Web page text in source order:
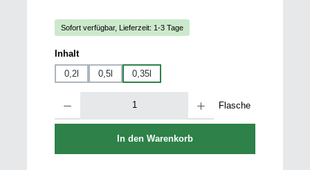
Sofort verfügbar, Lieferzeit: 1-3 Tage
Inhaltauswählen
0,2l
0,5l 0,35l
Flasche
In den Warenkorb